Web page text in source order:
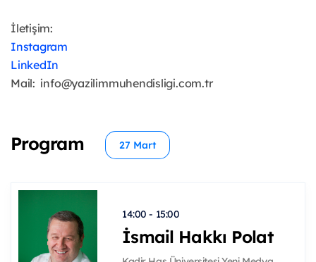
İletişim:
Instagram
LinkedIn
Mail: info@yazilimmuhendisligi.com.tr
Program 27 Mart
14:00 - 15:00
İsmail Hakkı Polat